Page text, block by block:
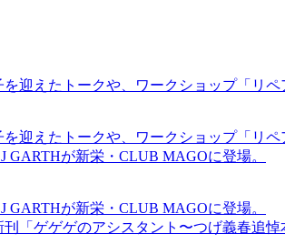
迎えたトークや、ワークショップ「リペ
迎えたトークや、ワークショップ「リペ
が新栄・CLUB MAGOに登場。
が新栄・CLUB MAGOに登場。
「ゲゲゲのアシスタント〜つげ義春追